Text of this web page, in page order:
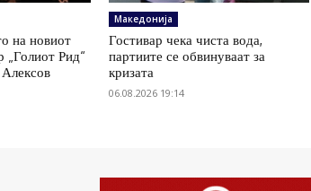
на новиот
„Голиот Рид“
Македонија
Гостивар чека чиста вода,
партиите се обвинуваат за
кризата
06.08.2026 19:14